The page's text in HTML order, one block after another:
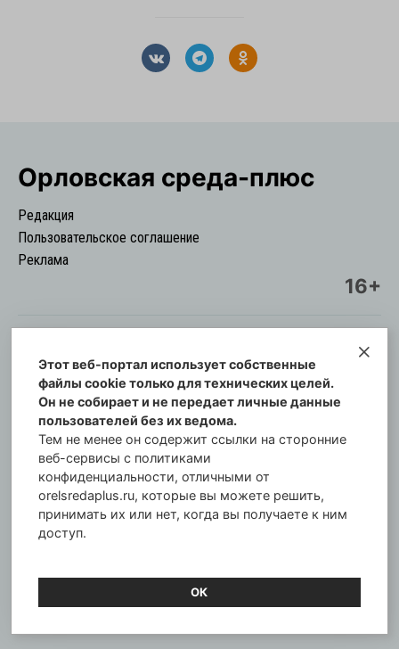
Орловская cреда-плюс
Редакция
Пользовательское соглашение
Реклама
16+
© Информационный городской портал
Орловская cреда-плюс, 2021-2026
Свидетельство о регистрации СМИ: ПИ №57-
00254 от 29 октября 2013 г.
Газета зарегистрирована Управлением
Федеральной службы по надзору в сфере связи,
информационных технологий и массовых
коммуникаций по Орловской области.
Главный редактор: Татьяна Филёва
Этот веб-портал использует собственные
файлы cookie только для технических целей.
Он не собирает и не передает личные данные
пользователей без их ведома.
Тем не менее он содержит ссылки на сторонние
веб-сервисы с политиками
конфиденциальности, отличными от
orelsredaplus.ru, которые вы можете решить,
принимать их или нет, когда вы получаете к ним
доступ.
ОК